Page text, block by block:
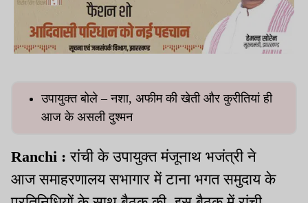
उपायुक्त बोले – नशा, अफीम की खेती और कुरीतियां ही
आज के असली दुश्मन
Ranchi :रांची के उपायुक्त मंजूनाथ भजंत्री ने
आज समाहरणालय सभागार में टाना भगत समुदाय के